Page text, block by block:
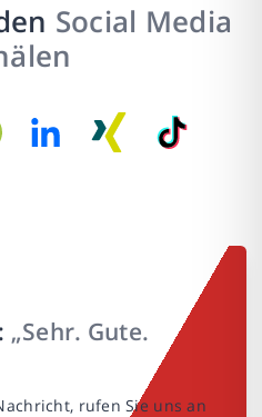
Social Media
„Sehr. Gute.
rufen Sie uns an